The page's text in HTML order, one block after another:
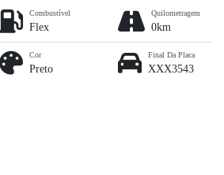
Combustível
Flex
Quilometragem
0km
Cor
Preto
Final Da Placa
XXX3543